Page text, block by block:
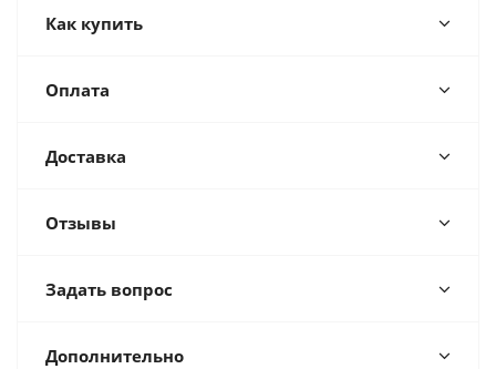
Как купить
Оплата
Доставка
Отзывы
Задать вопрос
Дополнительно